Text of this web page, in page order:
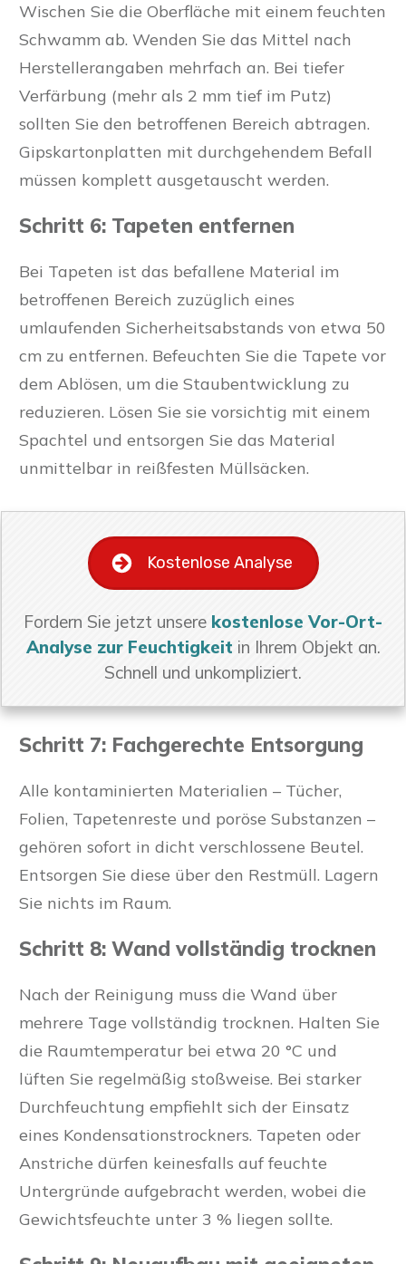
Wischen Sie die Oberfläche mit einem feuchten
Schwamm ab. Wenden Sie das Mittel nach
Herstellerangaben mehrfach an. Bei tiefer
Verfärbung (mehr als 2 mm tief im Putz)
sollten Sie den betroffenen Bereich abtragen.
Gipskartonplatten mit durchgehendem Befall
müssen komplett ausgetauscht werden.
Schritt 6: Tapeten entfernen
Bei Tapeten ist das befallene Material im
betroffenen Bereich zuzüglich eines
umlaufenden Sicherheitsabstands von etwa 50
cm zu entfernen. Befeuchten Sie die Tapete vor
dem Ablösen, um die Staubentwicklung zu
reduzieren. Lösen Sie sie vorsichtig mit einem
Spachtel und entsorgen Sie das Material
unmittelbar in reißfesten Müllsäcken.
Kostenlose Analyse
Fordern Sie jetzt unsere kostenlose Vor-Ort-
Analyse zur Feuchtigkeit in Ihrem Objekt an.
Schnell und unkompliziert.
Schritt 7: Fachgerechte Entsorgung
Alle kontaminierten Materialien – Tücher,
Folien, Tapetenreste und poröse Substanzen –
gehören sofort in dicht verschlossene Beutel.
Entsorgen Sie diese über den Restmüll. Lagern
Sie nichts im Raum.
Schritt 8: Wand vollständig trocknen
Nach der Reinigung muss die Wand über
mehrere Tage vollständig trocknen. Halten Sie
die Raumtemperatur bei etwa 20 °C und
lüften Sie regelmäßig stoßweise. Bei starker
Durchfeuchtung empfiehlt sich der Einsatz
eines Kondensationstrockners. Tapeten oder
Anstriche dürfen keinesfalls auf feuchte
Untergründe aufgebracht werden, wobei die
Gewichtsfeuchte unter 3 % liegen sollte.